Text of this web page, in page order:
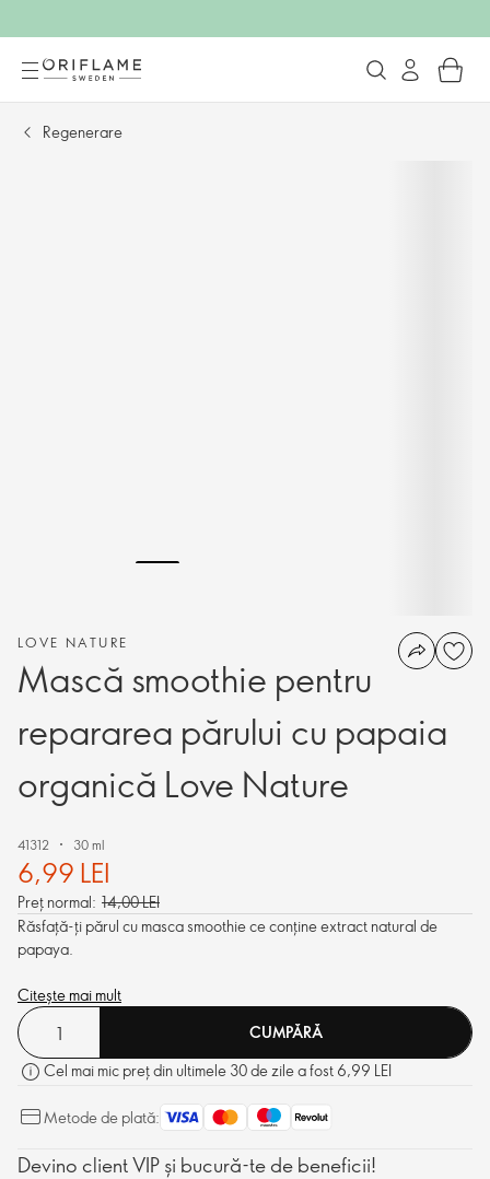
Regenerare
LOVE NATURE
Mască smoothie pentru
repararea părului cu papaia
organică Love Nature
41312 30 ml
6,99 LEI
Preț normal: 14,00 LEI
Răsfaţă-ţi părul cu masca smoothie ce conţine extract natural de
papaya.
Citește mai mult
CUMPĂRĂ
Cel mai mic preț din ultimele 30 de zile a fost 6,99 LEI
Metode de plată:
Devino client VIP și bucură-te de beneficii!